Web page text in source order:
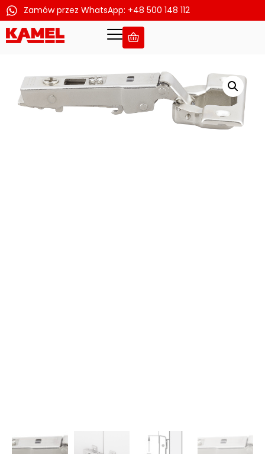
Przejdź
Zamów przez WhatsApp: +48 500 148 112